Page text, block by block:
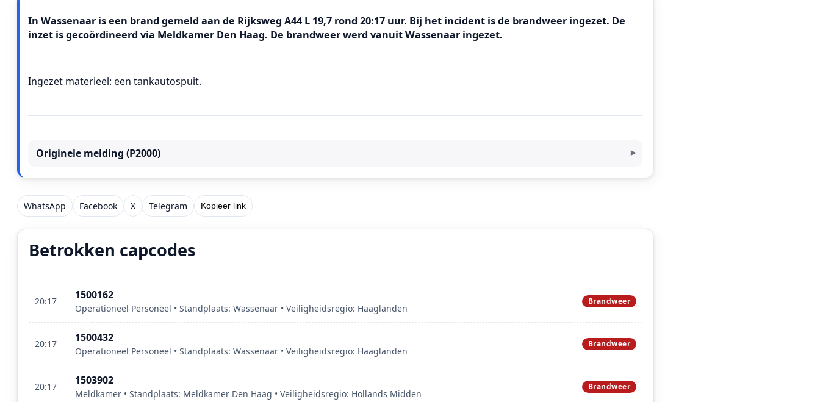
Meldingstekst
In Wassenaar is een brand gemeld aan de Rijksweg A44 L 19,7 rond 20:17 uur. Bij het incident is de brandweer ingezet. De
inzet is gecoördineerd via Meldkamer Den Haag. De brandweer werd vanuit Wassenaar ingezet.
Ingezet materieel: een tankautospuit.
Originele melding (P2000)
WhatsApp Facebook X Telegram Kopieer link
Betrokken capcodes
20:17 1500162
Operationeel Personeel • Standplaats: Wassenaar • Veiligheidsregio: Haaglanden
Brandweer
20:17 1500432
Operationeel Personeel • Standplaats: Wassenaar • Veiligheidsregio: Haaglanden
Brandweer
20:17 1503902
Meldkamer • Standplaats: Meldkamer Den Haag • Veiligheidsregio: Hollands Midden
Brandweer